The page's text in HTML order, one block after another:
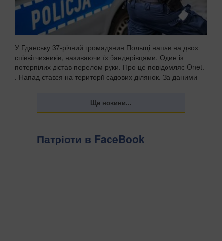
У Гданську 37-річний громадянин Польщі напав на двох
співвітчизників, називаючи їх бандерівцями. Один із
потерпілих дістав перелом руки. Про це повідомляє Onet.
. Напад стався на території садових ділянок. За даними
Патріоти в FaceBook